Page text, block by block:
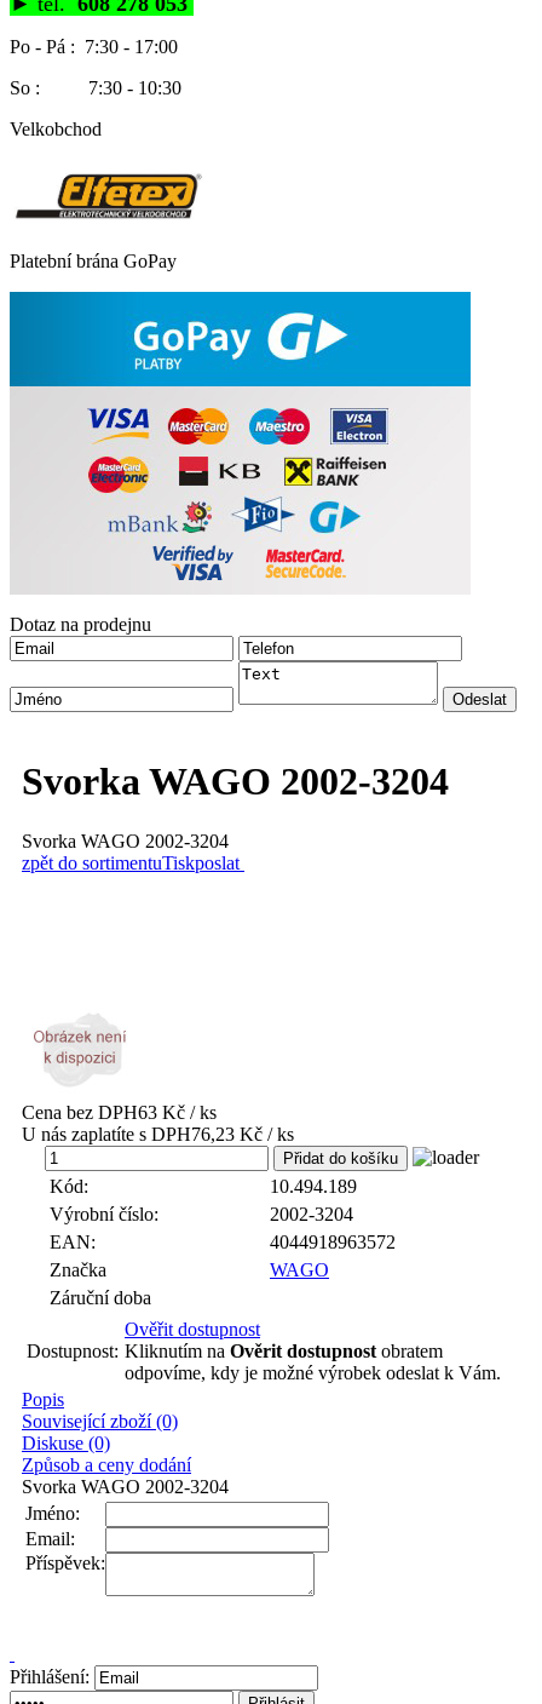
Po - Pá : 7:30 - 17:00
So : 7:30 - 10:30
Velkobchod
Platební brána GoPay
Dotaz na prodejnu
Svorka WAGO 2002-3204
Svorka WAGO 2002-3204
zpět do sortimentuTiskposlat
Cena bez DPH63 Kč / ks
U nás zaplatíte s DPH76,23 Kč / ks
Kód:
10.494.189
Výrobní číslo:
2002-3204
EAN:
4044918963572
Značka
WAGO
Záruční doba
Dostupnost:
Ověřit dostupnost
Kliknutím na Ověrit dostupnost obratem
odpovíme, kdy je možné výrobek odeslat k Vám.
Popis
Související zboží (0)
Diskuse (0)
Způsob a ceny dodání
Svorka WAGO 2002-3204
Jméno:
Email:
Příspěvek:
Přihlášení: